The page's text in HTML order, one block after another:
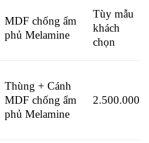
MDF chống ẩm
phủ Melamine
Tùy mẫu
khách
chọn
Thùng + Cánh
MDF chống ẩm
phủ Melamine
2.500.000